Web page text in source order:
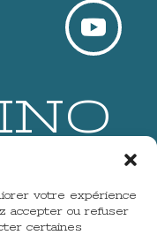
votre expérience
accepter ou refuser
certaines
Accueil
À propos
& Actus
Contact